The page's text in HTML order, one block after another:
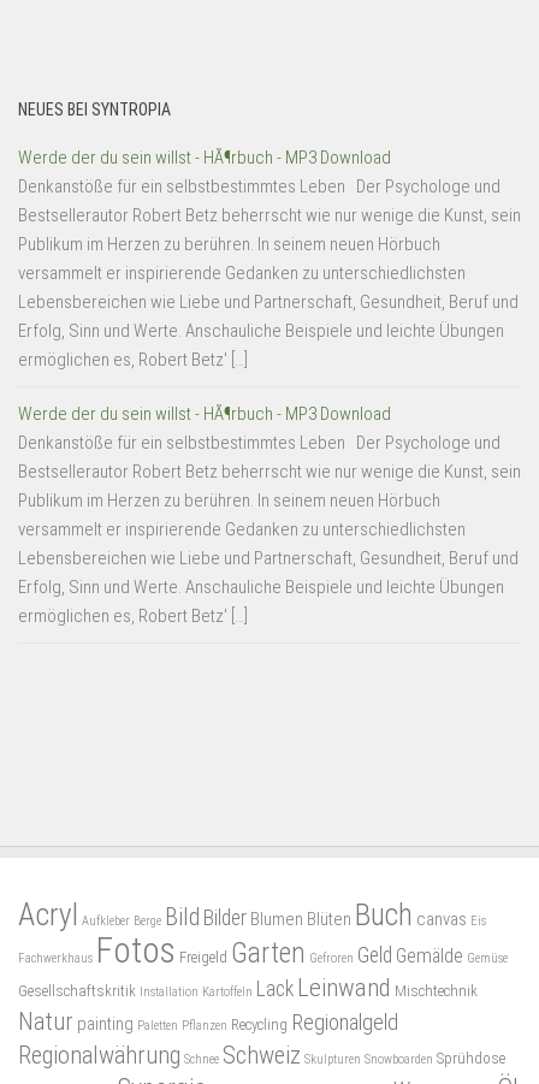
NEUES BEI SYNTROPIA
Werde der du sein willst - HÃ¶rbuch - MP3 Download
Denkanstöße für ein selbstbestimmtes Leben Der Psychologe und
Bestsellerautor Robert Betz beherrscht wie nur wenige die Kunst, sein
Publikum im Herzen zu berühren. In seinem neuen Hörbuch
versammelt er inspirierende Gedanken zu unterschiedlichsten
Lebensbereichen wie Liebe und Partnerschaft, Gesundheit, Beruf und
Erfolg, Sinn und Werte. Anschauliche Beispiele und leichte Übungen
ermöglichen es, Robert Betz' […]
Werde der du sein willst - HÃ¶rbuch - MP3 Download
Denkanstöße für ein selbstbestimmtes Leben Der Psychologe und
Bestsellerautor Robert Betz beherrscht wie nur wenige die Kunst, sein
Publikum im Herzen zu berühren. In seinem neuen Hörbuch
versammelt er inspirierende Gedanken zu unterschiedlichsten
Lebensbereichen wie Liebe und Partnerschaft, Gesundheit, Beruf und
Erfolg, Sinn und Werte. Anschauliche Beispiele und leichte Übungen
ermöglichen es, Robert Betz' […]
Acryl Aufkleber Berge Bild Bilder Blumen Blüten Buch canvas Eis
Fachwerkhaus Fotos Freigeld Garten Gefroren Geld Gemälde Gemüse
Gesellschaftskritik Installation Kartoffeln Lack Leinwand Mischtechnik
Natur painting Paletten Pflanzen Recycling Regionalgeld
Regionalwährung Schnee Schweiz Skulpturen Snowboarden Sprühdose